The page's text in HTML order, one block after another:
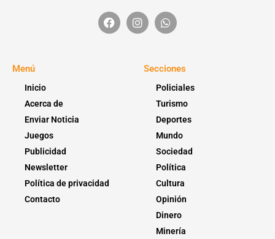
Menú
Inicio
Acerca de
Enviar Noticia
Juegos
Publicidad
Newsletter
Política de privacidad
Contacto
Secciones
Policiales
Turismo
Deportes
Mundo
Sociedad
Política
Cultura
Opinión
Dinero
Minería